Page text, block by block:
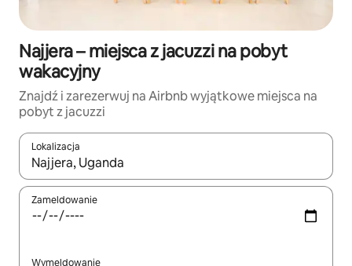
Najjera – miejsca z jacuzzi na pobyt
wakacyjny
Znajdź i zarezerwuj na Airbnb wyjątkowe miejsca na
pobyt z jacuzzi
Lokalizacja
Gdy wyniki będą dostępne, możesz poruszać się po nich za
Zameldowanie
Wymeldowanie